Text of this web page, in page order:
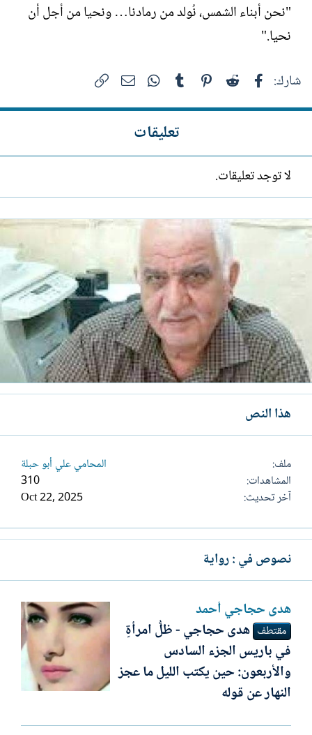
"نحن أبناء الشمس، نُولد من رمادنا… ونحيا من أجل أن
نحيا."
شارك: فيسبوك Reddit
Pinterest
Tumblr
WhatsAppالبريد الإلكتروني
تعليقات
لا توجد تعليقات.
هذا النص
ملف
المحامي علي أبو حبلة
المشاهدات
310
آخر تحديث
Oct 22, 2025
نصوص في : رواية
ھدى حجاجي أحمد
مقتطف هدى حجاجي - ظلُّ امرأةٍ
في باريس الجزء السادس
والأربعون: حين يكتب الليل ما عجز
النهار عن قوله